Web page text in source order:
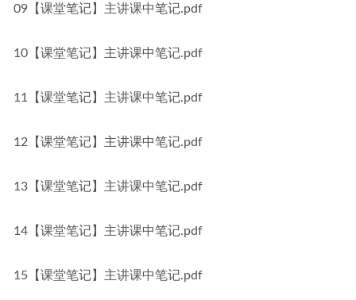
09【课堂笔记】主讲课中笔记.pdf
10【课堂笔记】主讲课中笔记.pdf
11【课堂笔记】主讲课中笔记.pdf
12【课堂笔记】主讲课中笔记.pdf
13【课堂笔记】主讲课中笔记.pdf
14【课堂笔记】主讲课中笔记.pdf
15【课堂笔记】主讲课中笔记.pdf